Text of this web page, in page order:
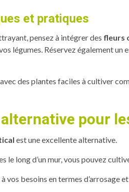
et pratiques
pensez à intégrer des fleurs
légumes. Réservez également
des plantes faciles à cultiver
pour
est une excellente alternative.
le long d’un mur, vous pouvez
besoins en termes d’arrosage et